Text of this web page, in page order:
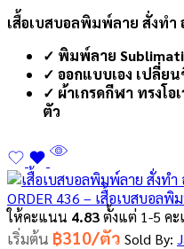
เสื้อเบสบอลพิมพ์ลาย สั่งทำ
✓ พิมพ์ลาย
✓ ออกแบบเอง เปลี่ย
✓ ผ้าเกรดกีฬา ทรงโอ
ตัว
ORDER 436 – เสื้อเบสบอลพิ
ให้คะแนน 4.83ตั้งแต่ 1-5 ค
เริ่มต้น ฿310/ตัว Sold By: